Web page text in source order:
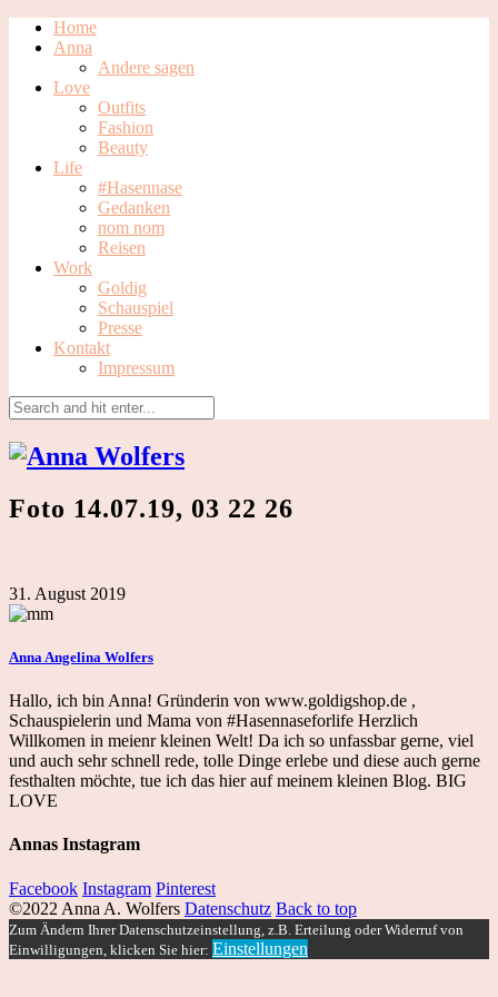
Home
Anna
Andere sagen
Love
Outfits
Fashion
Beauty
Life
#Hasennase
Gedanken
nom nom
Reisen
Work
Goldig
Schauspiel
Presse
Kontakt
Impressum
Foto 14.07.19, 03 22 26
31. August 2019
Anna Angelina Wolfers
Hallo, ich bin Anna! Gründerin von www.goldigshop.de ,
Schauspielerin und Mama von #Hasennaseforlife Herzlich
Willkomen in meienr kleinen Welt! Da ich so unfassbar gerne, viel
und auch sehr schnell rede, tolle Dinge erlebe und diese auch gerne
festhalten möchte, tue ich das hier auf meinem kleinen Blog. BIG
LOVE
Annas Instagram
Facebook Instagram Pinterest
©2022 Anna A. Wolfers Datenschutz Back to top
Zum Ändern Ihrer Datenschutzeinstellung, z.B. Erteilung oder Widerruf von
Einwilligungen, klicken Sie hier: Einstellungen